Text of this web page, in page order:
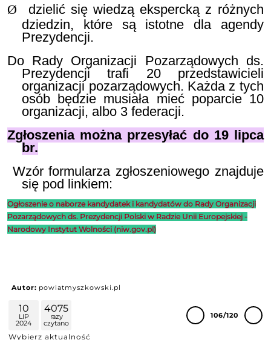
Ø
dzielić się wiedzą ekspercką z różnych
dziedzin, które są istotne dla agendy
Prezydencji.
Do Rady Organizacji Pozarządowych ds.
Prezydencji trafi 20 przedstawicieli
organizacji pozarządowych. Każda z tych
osób będzie musiała mieć poparcie 10
organizacji, albo 3 federacji.
Zgłoszenia można przesyłać do 19 lipca
br.
Wzór formularza zgłoszeniowego znajduje
się pod linkiem:
Ogłoszenie o naborze kandydatek i kandydatów do Rady Organizacji
Pozarządowych ds. Prezydencji Polski w Radzie Unii Europejskiej -
Narodowy Instytut Wolności (niw.gov.pl)
Autor: powiatmyszkowski.pl
10
LIP
2024
4075
razy
czytano
Wybierz aktualność
106/120